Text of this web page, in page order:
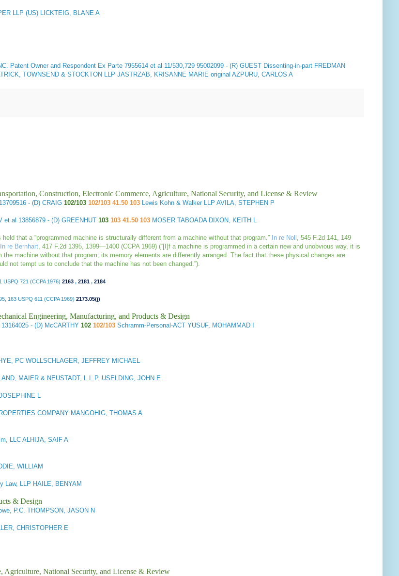
LLP (US) LICKTEIG, BLANE A
Patent Owner and Respondent Ex Parte 7955614 et al 11/530,729 95002099 - (R) GUEST Dissenting-in-part FREDMAN
TOWNSEND & STOCKTON LLP JASTRZAB, KRISANNE MARIE original AZPURU, CARLOS A
Construction, Electronic Commerce, Agriculture, National Security, and License & Review
13709516 - (D) CRAIG102/103 102/103 41.50 103 Lewis Kohn & Walker LLP AVILA, STEPHEN P
et al 13856879 - (D) GREENHUT 103103 41.50 103 MOSER TABOADA DIXON, KEITH L
that a “programmed machine is structurally different from a machine without that program.” In re Noll , 545 F.2d 141, 149
In re Bernhart, 417 F.2d 1395, 1399—1400 (CCPA 1969) (“[I]f a machine is programmed in a certain new and unobvious way, it is
the machine without that program; its memory elements are differently arranged. The fact that these physical changes are
not tempt us to conclude that the machine has not been changed.”).
USPQ 721 (CCPA 1976)2163 ,2181 ,2184
163 USPQ 611 (CCPA 1969)2173.05(j)
Engineering, Manufacturing, and Products & Design
13164025 - (D) McCARTHY102 102/103 Schramm-Personal-ACT YUSUF, MOHAMMAD I
PC WOLLSCHLAGER, JEFFREY MICHAEL
MAIER & NEUSTADT, L.L.P. USELDING, JOHN E
L
COMPANY MANGOHIG, THOMAS A
LLC ALHIJA, SAIF A
WILLIAM
Law, LLP HAILE, BENYAM
& Design
P.C. THOMPSON, JASON N
CHRISTOPHER E
Agriculture, National Security, and License & Review